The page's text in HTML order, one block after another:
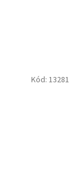
Kód: 13281